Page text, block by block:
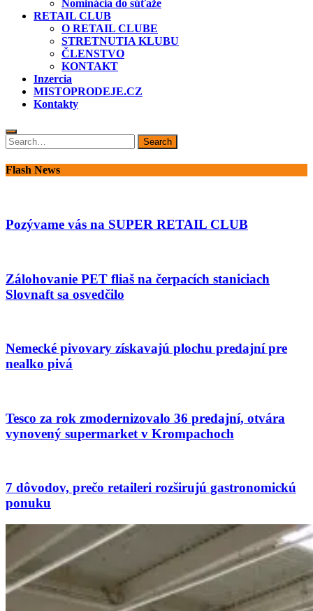
Nominácia do súťaže
RETAIL CLUB
O RETAIL CLUBE
STRETNUTIA KLUBU
ČLENSTVO
KONTAKT
Inzercia
MISTOPRODEJE.CZ
Kontakty
Search
for:
Search
Flash News
Pozývame vás na SUPER RETAIL CLUB
Zálohovanie PET fliaš na čerpacích staniciach
Slovnaft sa osvedčilo
Nemecké pivovary získavajú plochu predajní pre
nealko pivá
Tesco za rok zmodernizovalo 36 predajní, otvára
vynovený supermarket v Krompachoch
7 dôvodov, prečo retaileri rozširujú gastronomickú
ponuku